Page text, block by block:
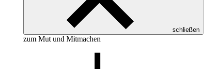
schließen
zum Mut und Mitmachen